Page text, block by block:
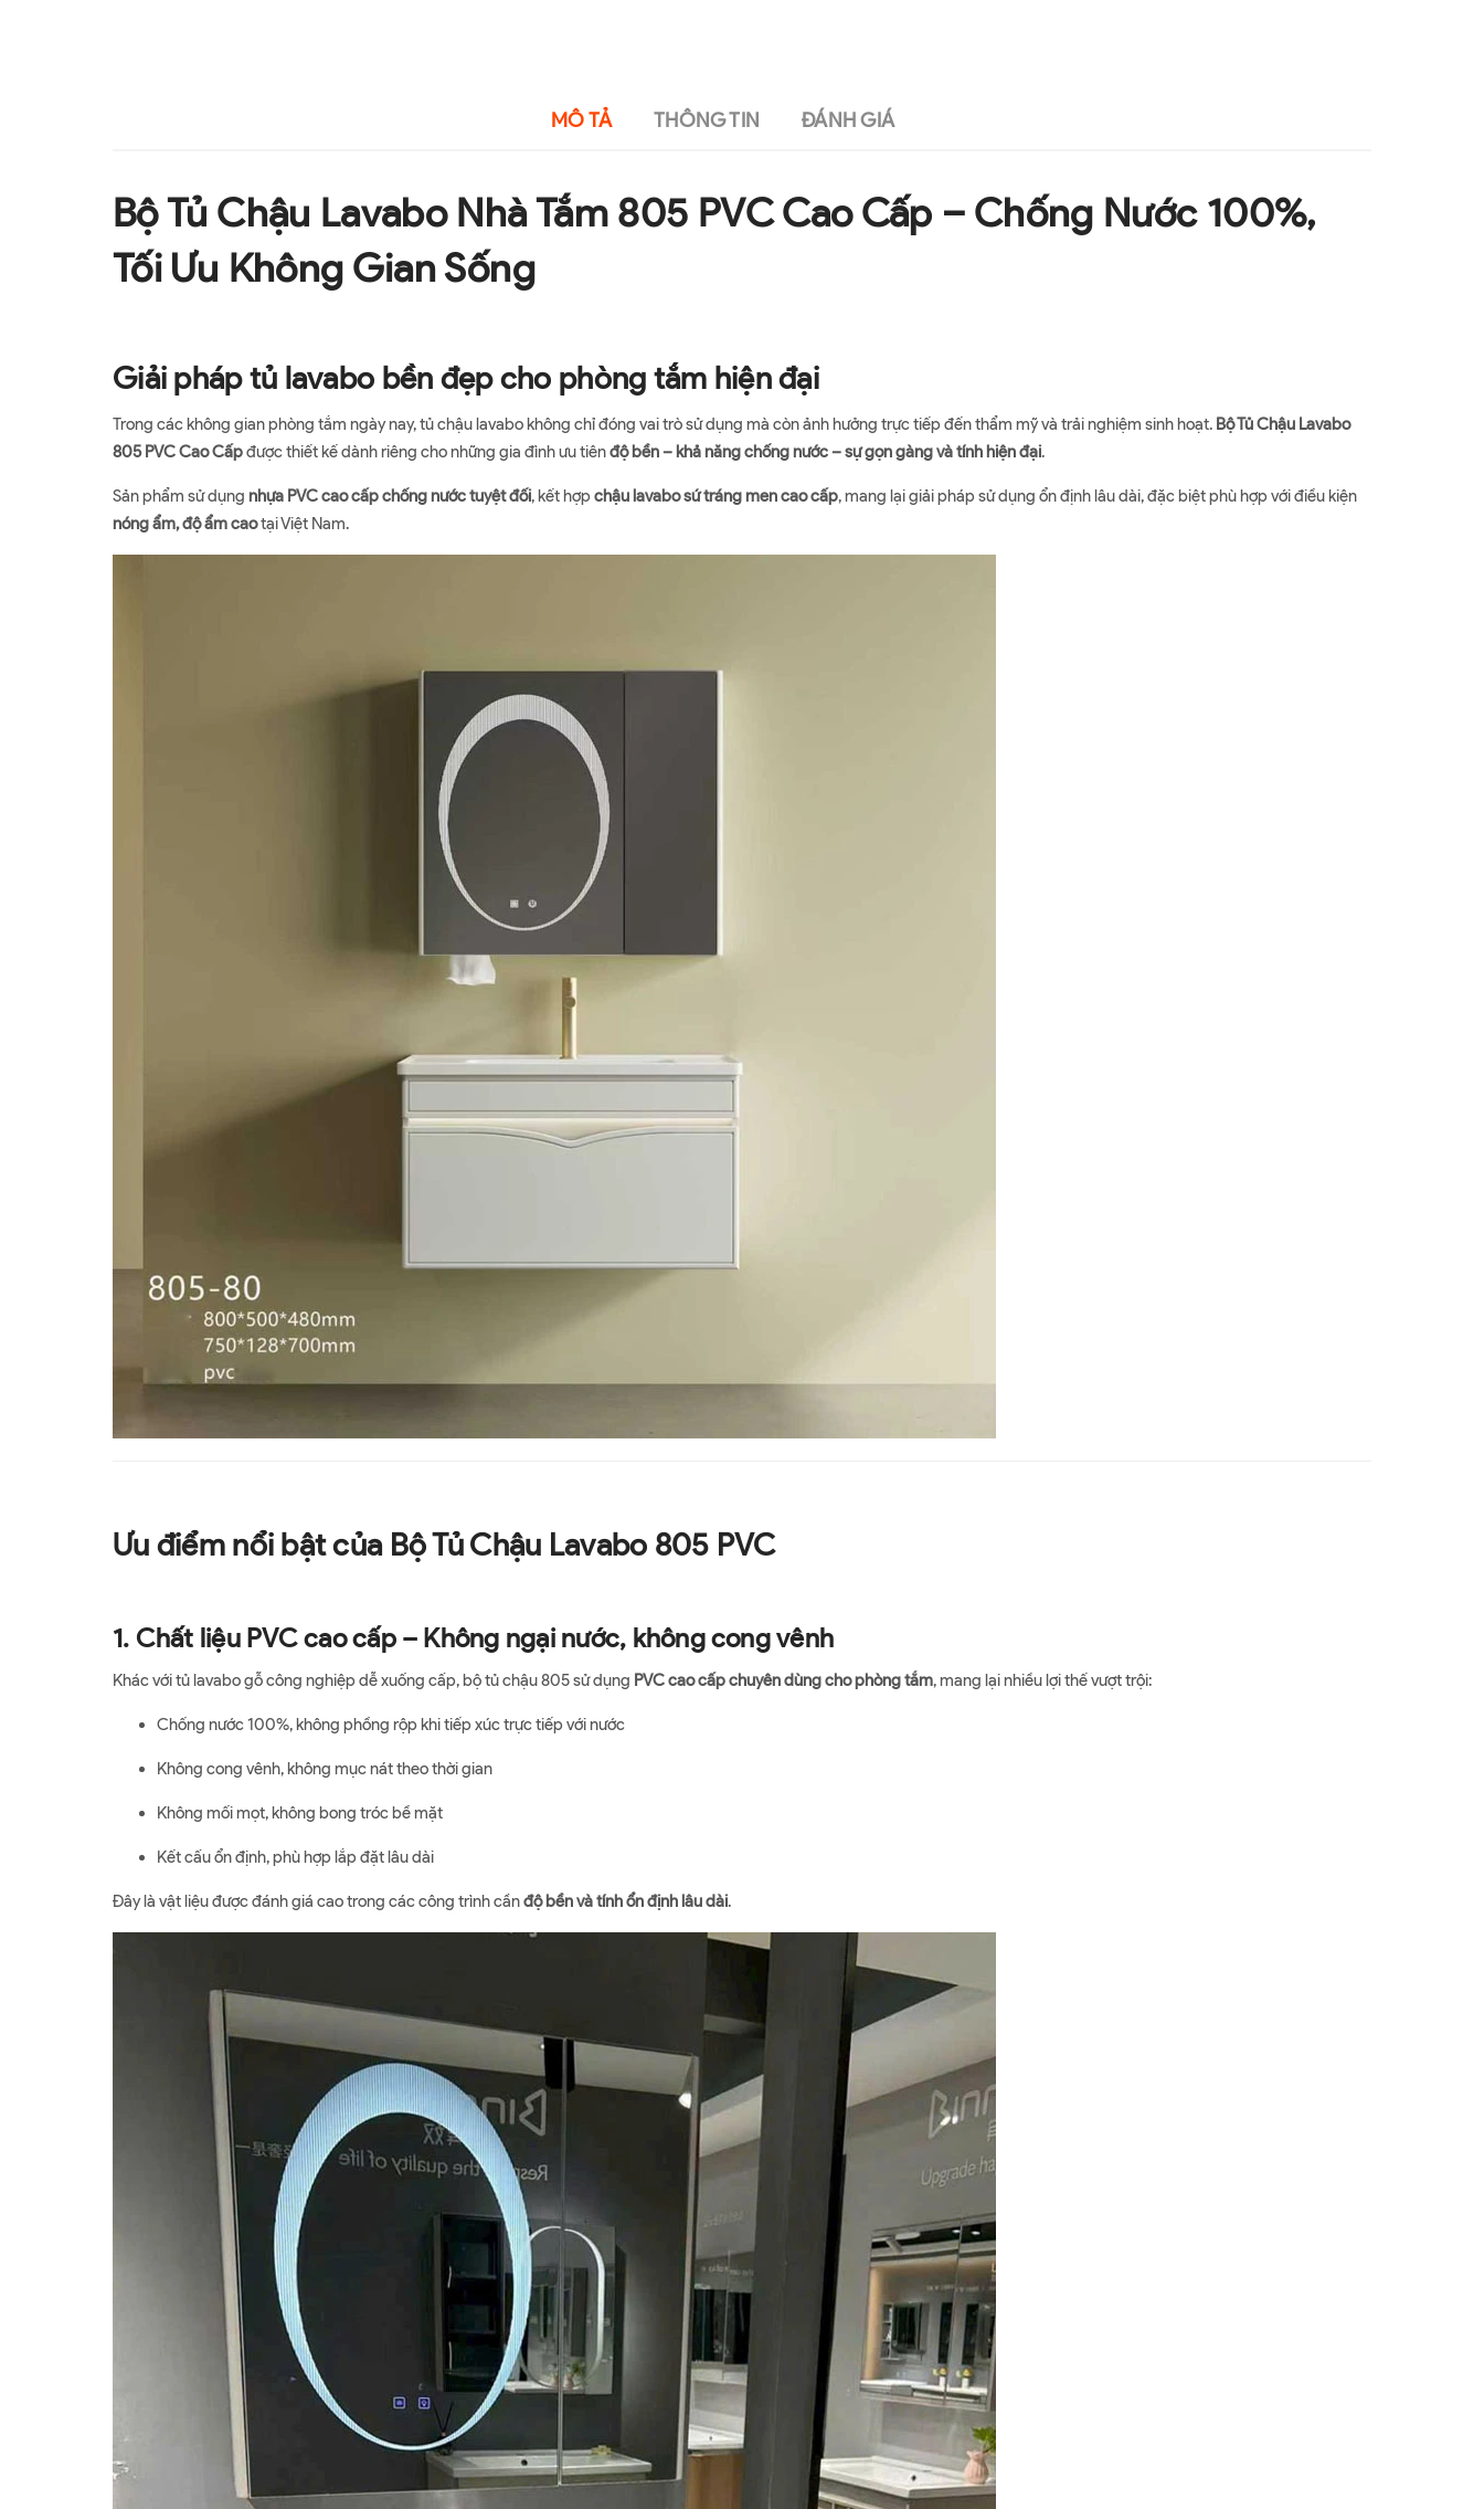
MÔ TẢ THÔNG TIN ĐÁNH GIÁ
Bộ Tủ Chậu Lavabo Nhà Tắm 805 PVC Cao Cấp – Chống Nước 100%,
Tối Ưu Không Gian Sống
Giải pháp tủ lavabo bền đẹp cho phòng tắm hiện đại
Trong các không gian phòng tắm ngày nay, tủ chậu lavabo không chỉ đóng vai trò sử dụng mà còn ảnh hưởng trực tiếp đến thẩm mỹ và trải nghiệm sinh hoạt. Bộ Tủ Chậu Lavabo
805 PVC Cao Cấpđược thiết kế dành riêng cho những gia đình ưu tiênđộ bền – khả năng chống nước – sự gọn gàng và tính hiện đại.
Sản phẩm sử dụng nhựa PVC cao cấp chống nước tuyệt đối, kết hợp chậu lavabo sứ tráng men cao cấp, mang lại giải pháp sử dụng ổn định lâu dài, đặc biệt phù hợp với điều kiện
nóng ẩm, độ ẩm caotại Việt Nam.
Ưu điểm nổi bật của Bộ Tủ Chậu Lavabo 805 PVC
1. Chất liệu PVC cao cấp – Không ngại nước, không cong vênh
Khác với tủ lavabo gỗ công nghiệp dễ xuống cấp, bộ tủ chậu 805 sử dụng PVC cao cấp chuyên dùng cho phòng tắm, mang lại nhiều lợi thế vượt trội:
Chống nước 100%, không phồng rộp khi tiếp xúc trực tiếp với nước
Không cong vênh, không mục nát theo thời gian
Không mối mọt, không bong tróc bề mặt
Kết cấu ổn định, phù hợp lắp đặt lâu dài
Đây là vật liệu được đánh giá cao trong các công trình cầnđộ bền và tính ổn định lâu dài.